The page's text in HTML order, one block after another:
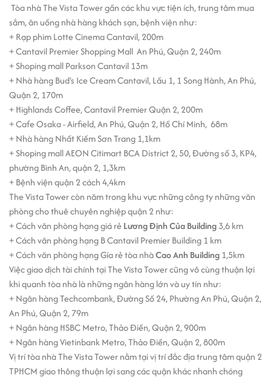
Tòa nhà The Vista Tower gần các khu vực tiện ích, trung tâm mua
sắm, ăn uống nhà hàng khách sạn, bệnh viện như:
+ Rạp phim Lotte Cinema Cantavil, 200m
+ Cantavil Premier Shopping Mall An Phú, Quận 2, 240m
+ Shoping mall Parkson Cantavil 13m
+ Nhà hàng Bud's Ice Cream Cantavil, Lầu 1, 1 Song Hành, An Phú,
Quận 2, 170m
+ Highlands Coffee, Cantavil Premier Quận 2, 200m
+ Cafe Osaka - Airfield, An Phú, Quận 2, Hồ Chí Minh, 68m
+ Nhà hàng Nhất Kiếm Sơn Trang 1,1km
+ Shoping mall AEON Citimart BCA District 2, 50, Đường số 3, KP4,
phường Bình An, quận 2, 1,3km
+ Bệnh viện quận 2 cách 4,4km
The Vista Tower còn năm trong khu vực những công ty những văn
phòng cho thuê chuyên nghiệp quận 2 như:
+ Cách văn phòng hạng giá rẻLương Định Của Building3,6 km
+ Cách văn phòng hạng B Cantavil Premier Building 1 km
+ Cách văn phòng hạng Gía rẻ tòa nhàCao Anh Building1,5km
Việc giao dịch tài chính tại The Vista Tower cũng vô cùng thuận lợi
khi quanh tòa nhà là những ngân hàng lớn và uy tín như:
+ Ngân hàng Techcombank, Đường Số 24, Phường An Phú, Quận 2,
An Phú, Quận 2, 79m
+ Ngân hàng HSBC Metro, Thảo Điền, Quận 2, 900m
+ Ngân hàng Vietinbank Metro, Thảo Điền, Quận 2, 800m
Vị trí tòa nhà The Vista Tower nằm tại vị trí đắc địa trung tâm quận 2
TPHCM giao thông thuận lợi sang các quận khác nhanh chóng